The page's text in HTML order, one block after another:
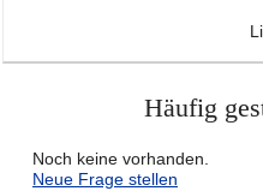
Häufig
Noch keine vorhanden.
Neue Frage stellen